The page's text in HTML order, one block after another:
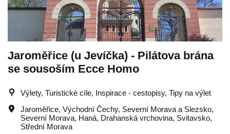
Jaroměřice (u Jevíčka) - Pilátova brána
se sousoším Ecce Homo
Výlety, Turistické cíle, Inspirace - cestopisy, Tipy na výlet
Jaroměřice, Východní Čechy, Severní Morava a Slezsko,
Severní Morava, Haná, Drahanská vrchovina, Svitavsko,
Střední Morava